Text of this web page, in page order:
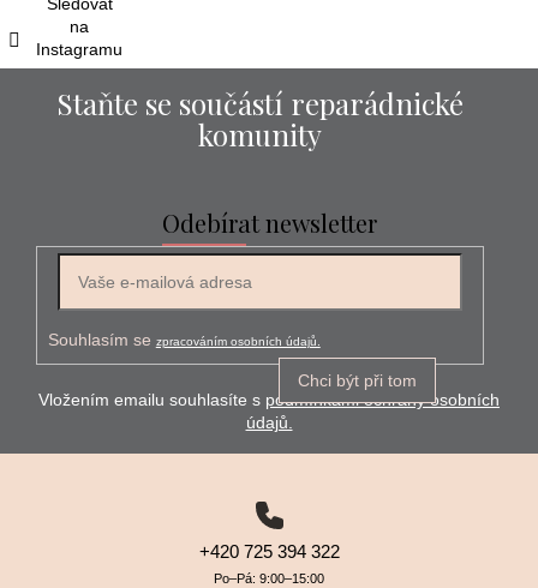
na
Instagramu
Staňte se součástí reparádnické
komunity
Odebírat newsletter
Souhlasím se zpracováním osobních údajů.
Chci být při tom
Vložením emailu souhlasíte s podmínkami ochrany osobních
údajů.
+420 725 394 322
Po–⁠⁠⁠⁠⁠⁠Pá: 9:00–⁠⁠⁠⁠⁠⁠15:00